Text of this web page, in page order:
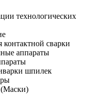
технологических
сварки
аппараты
шпилек
(Маски)